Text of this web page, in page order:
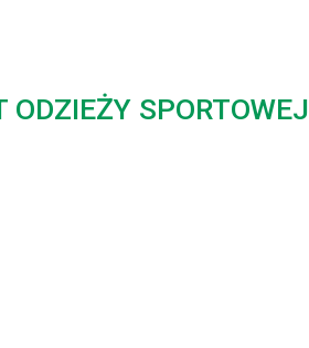
ODZIEŻY SPORTOWEJ